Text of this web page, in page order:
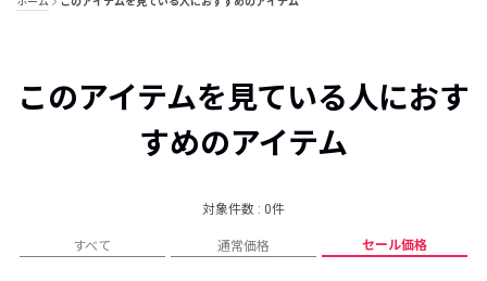
このアイテムを見ている人におす
すめのアイテム
対象件数 : 0件
すべて 通常価格 セール価格